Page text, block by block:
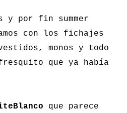
y por fin summer
con los fichajes
monos y todo
que ya había
que parece